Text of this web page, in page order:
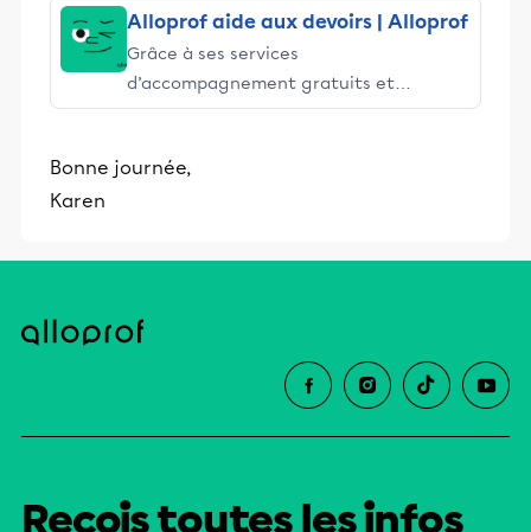
Alloprof aide aux devoirs | Alloprof
Grâce à ses services
d’accompagnement gratuits et
stimulants, Alloprof engage les élèves
éducative.
Bonne journée,
Karen
Reçois toutes les infos